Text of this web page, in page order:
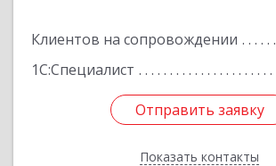
Клиентов на сопровождении
1С:Специалист
Отправить заявку
Показать контакты
Отправить заявку
Назад